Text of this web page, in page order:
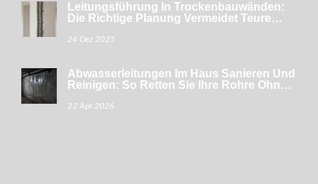
Leitungsführung In Trockenbauwänden:
Die Richtige Planung Vermeidet Teure
24 Dez 2025
Abwasserleitungen Im Haus Sanieren Und
Reinigen: So Retten Sie Ihre Rohre Ohne
22 Apr 2026